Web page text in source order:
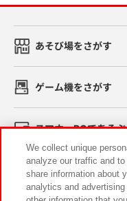
あそび場をさがす
ゲーム機をさがす
スマホ・PCであそぶ
イベント・キャンペ
We collect unique
analyze our traffic and
share information about
analytics and